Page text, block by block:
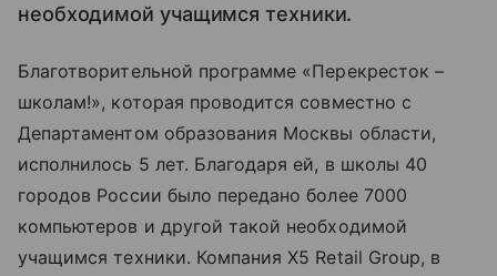
необходимой учащимся техники.
Благотворительной программе «Перекресток –
школам!», которая проводится совместно с
Департаментом образования Москвы области,
исполнилось 5 лет. Благодаря ей, в школы 40
городов России было передано более 7000
компьютеров и другой такой необходимой
учащимся техники. Компания X5 Retail Group, в